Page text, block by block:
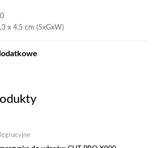
x 4,5 cm (SxGxW)